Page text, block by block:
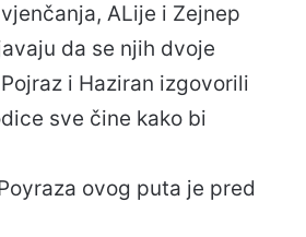
ALije i Zejnep
da se njih dvoje
i Haziran izgovorili
sve čine kako bi
ovog puta je pred